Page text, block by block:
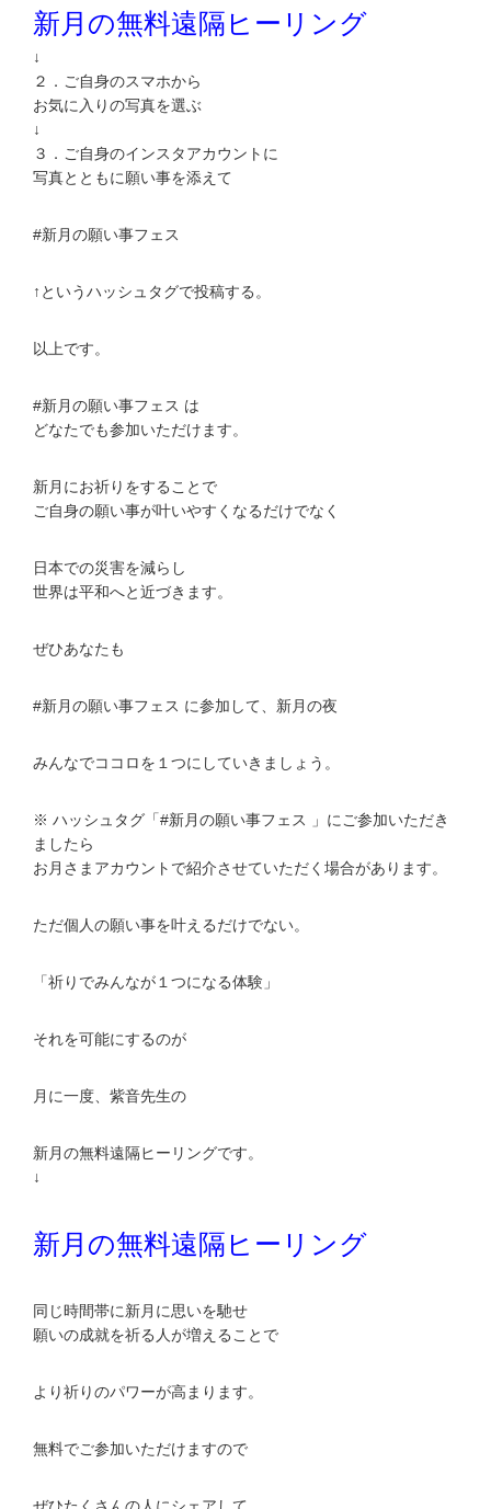
新月の無料遠隔ヒーリング
↓
２．ご自身のスマホから
お気に入りの写真を選ぶ
↓
３．ご自身のインスタアカウントに
写真とともに願い事を添えて
#新月の願い事フェス
↑というハッシュタグで投稿する。
以上です。
#新月の願い事フェス は
どなたでも参加いただけます。
新月にお祈りをすることで
ご自身の願い事が叶いやすくなるだけでなく
日本での災害を減らし
世界は平和へと近づきます。
ぜひあなたも
#新月の願い事フェス に参加して、新月の夜
みんなでココロを１つにしていきましょう。
※ ハッシュタグ「#新月の願い事フェス 」にご参加いただき
ましたら
お月さまアカウントで紹介させていただく場合があります。
ただ個人の願い事を叶えるだけでない。
「祈りでみんなが１つになる体験」
それを可能にするのが
月に一度、紫音先生の
新月の無料遠隔ヒーリングです。
↓
新月の無料遠隔ヒーリング
同じ時間帯に新月に思いを馳せ
願いの成就を祈る人が増えることで
より祈りのパワーが高まります。
無料でご参加いただけますので